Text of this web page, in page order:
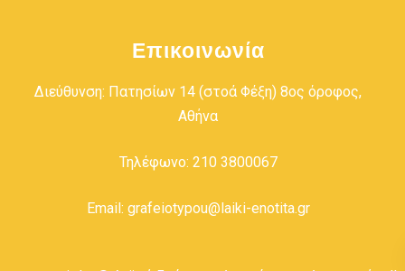
Επικοινωνία
Διεύθυνση: Πατησίων 14 (στοά Φέξη) 8ος όροφος,
Αθήνα
Τηλέφωνο: 210 3800067
Email: grafeiotypou@laiki-enotita.gr